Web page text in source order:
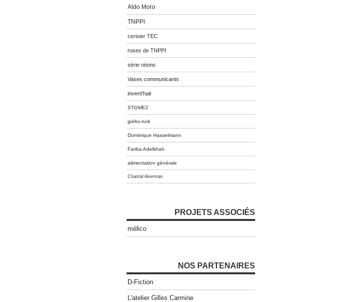
Aldo Moro
TNPPI
cerisier TEC
roses de TNPPI
série néons
Vases communicants
invent'hair
STGME2
gréko-turk
Dominique Hasselmann
Fariba Adelkhah
alimentation générale
Chantal Akerman
PROJETS ASSOCIÉS
mélico
NOS PARTENAIRES
D-Fiction
L'atelier Gilles Carmine